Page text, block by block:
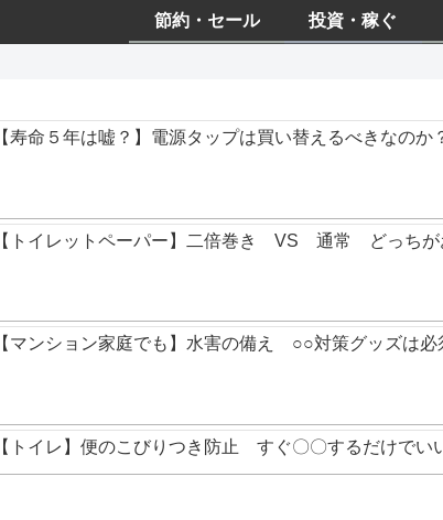
節約・セール 投資・稼ぐ
【寿命５年は嘘？】電源タップは買い替えるべきなのか
【トイレットペーパー】二倍巻き VS 通常 どっちが
【マンション家庭でも】水害の備え ○○対策グッズは必
【トイレ】便のこびりつき防止 すぐ〇〇するだけでい